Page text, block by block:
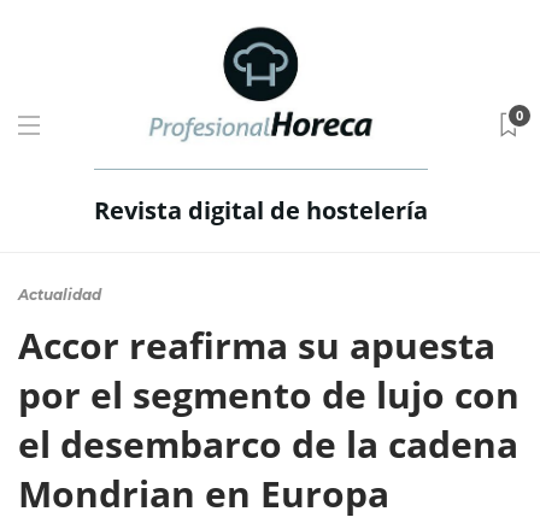
Revista digital de hostelería
0
Actualidad
Accor reafirma su apuesta
por el segmento de lujo con
el desembarco de la cadena
Mondrian en Europa